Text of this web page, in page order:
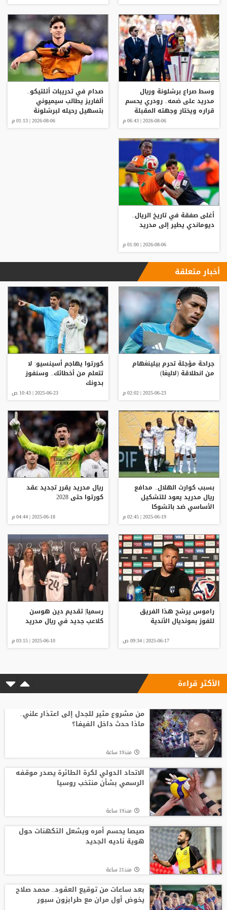
وسط صراع برشلونة وريال
مدريد على ضمه.. رودري يحسم
قراره ويختار وجهته المقبلة
2026-08-06 | 06:43 م
صدام في تدريبات أتلتيكو..
ألفاريز يطالب سيميوني
بتسهيل رحيله لبرشلونة
2026-08-06 | 01:13 م
أغلى صفقة في تاريخ الريال..
ديوماندي يطير إلى مدريد
2026-08-06 | 01:00 م
أخبار متعلقة
جراحة مؤجلة تحرم بيلينغهام
من انطلاقة (لاليغا)
2025-06-23 | 02:02 م
كورتوا يهاجم أسينسيو: لا
تتعلم من أخطائك.. وسنفوز
بدونك
2025-06-23 | 10:43 ص
بسبب كوارث الهلال.. مدافع
ريال مدريد يعود للتشكيل
الأساسي ضد باتشوكا
2025-06-19 | 02:45 م
ريال مدريد يقرر تجديد عقد
كورتوا حتى 2028
2025-06-18 | 04:44 م
راموس يرشح هذا الفريق
للفوز بمونديال الأندية
2025-06-17 | 09:34 ص
رسميا| تقديم دين هوسن
كلاعب جديد في ريال مدريد
2025-06-10 | 03:15 م
الأكثر قراءة
من مشروع مثير للجدل إلى اعتذار علني..
ماذا حدث داخل الفيفا؟
منذ19 ساعة
الاتحاد الدولي لكرة الطائرة يصدر موقفه
الرسمي بشأن منتخب روسيا
منذ19 ساعة
صيصا يحسم أمره ويشعل التكهنات حول
هوية ناديه الجديد
منذ21 ساعة
بعد ساعات من توقيع العقود.. محمد صلاح
يخوض أول مران مع طرابزون سبور